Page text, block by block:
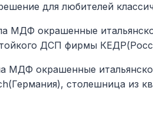
для любителей
МДФ окрашенные
ДСП фирмы
МДФ окрашенные
столешница из